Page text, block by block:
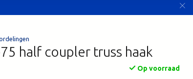
half coupler truss haak
Op voorraad